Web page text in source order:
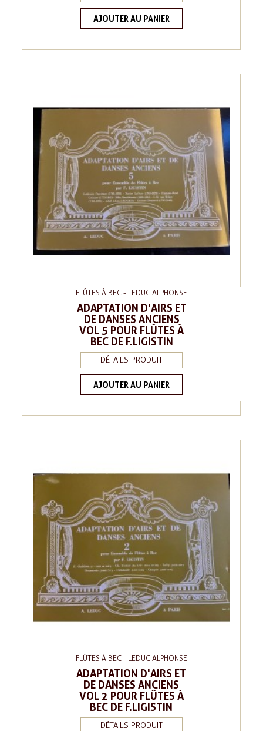
AJOUTER AU PANIER
FLÛTES À BEC - LEDUC ALPHONSE
ADAPTATION D'AIRS ET
DE DANSES ANCIENS
VOL 5 POUR FLÛTES À
BEC DE F.LIGISTIN
DÉTAILS PRODUIT
AJOUTER AU PANIER
FLÛTES À BEC - LEDUC ALPHONSE
ADAPTATION D'AIRS ET
DE DANSES ANCIENS
VOL 2 POUR FLÛTES À
BEC DE F.LIGISTIN
DÉTAILS PRODUIT